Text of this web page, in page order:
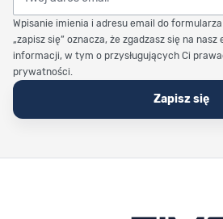
Wpisanie imienia i adresu email do
„zapisz się” oznacza, że zgadzasz się na
informacji, w tym o przysługujących Ci
prywatności.
Zapisz się